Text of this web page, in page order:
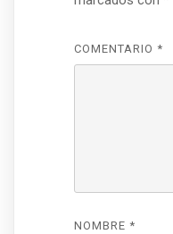
COMENTARIO *
NOMBRE *